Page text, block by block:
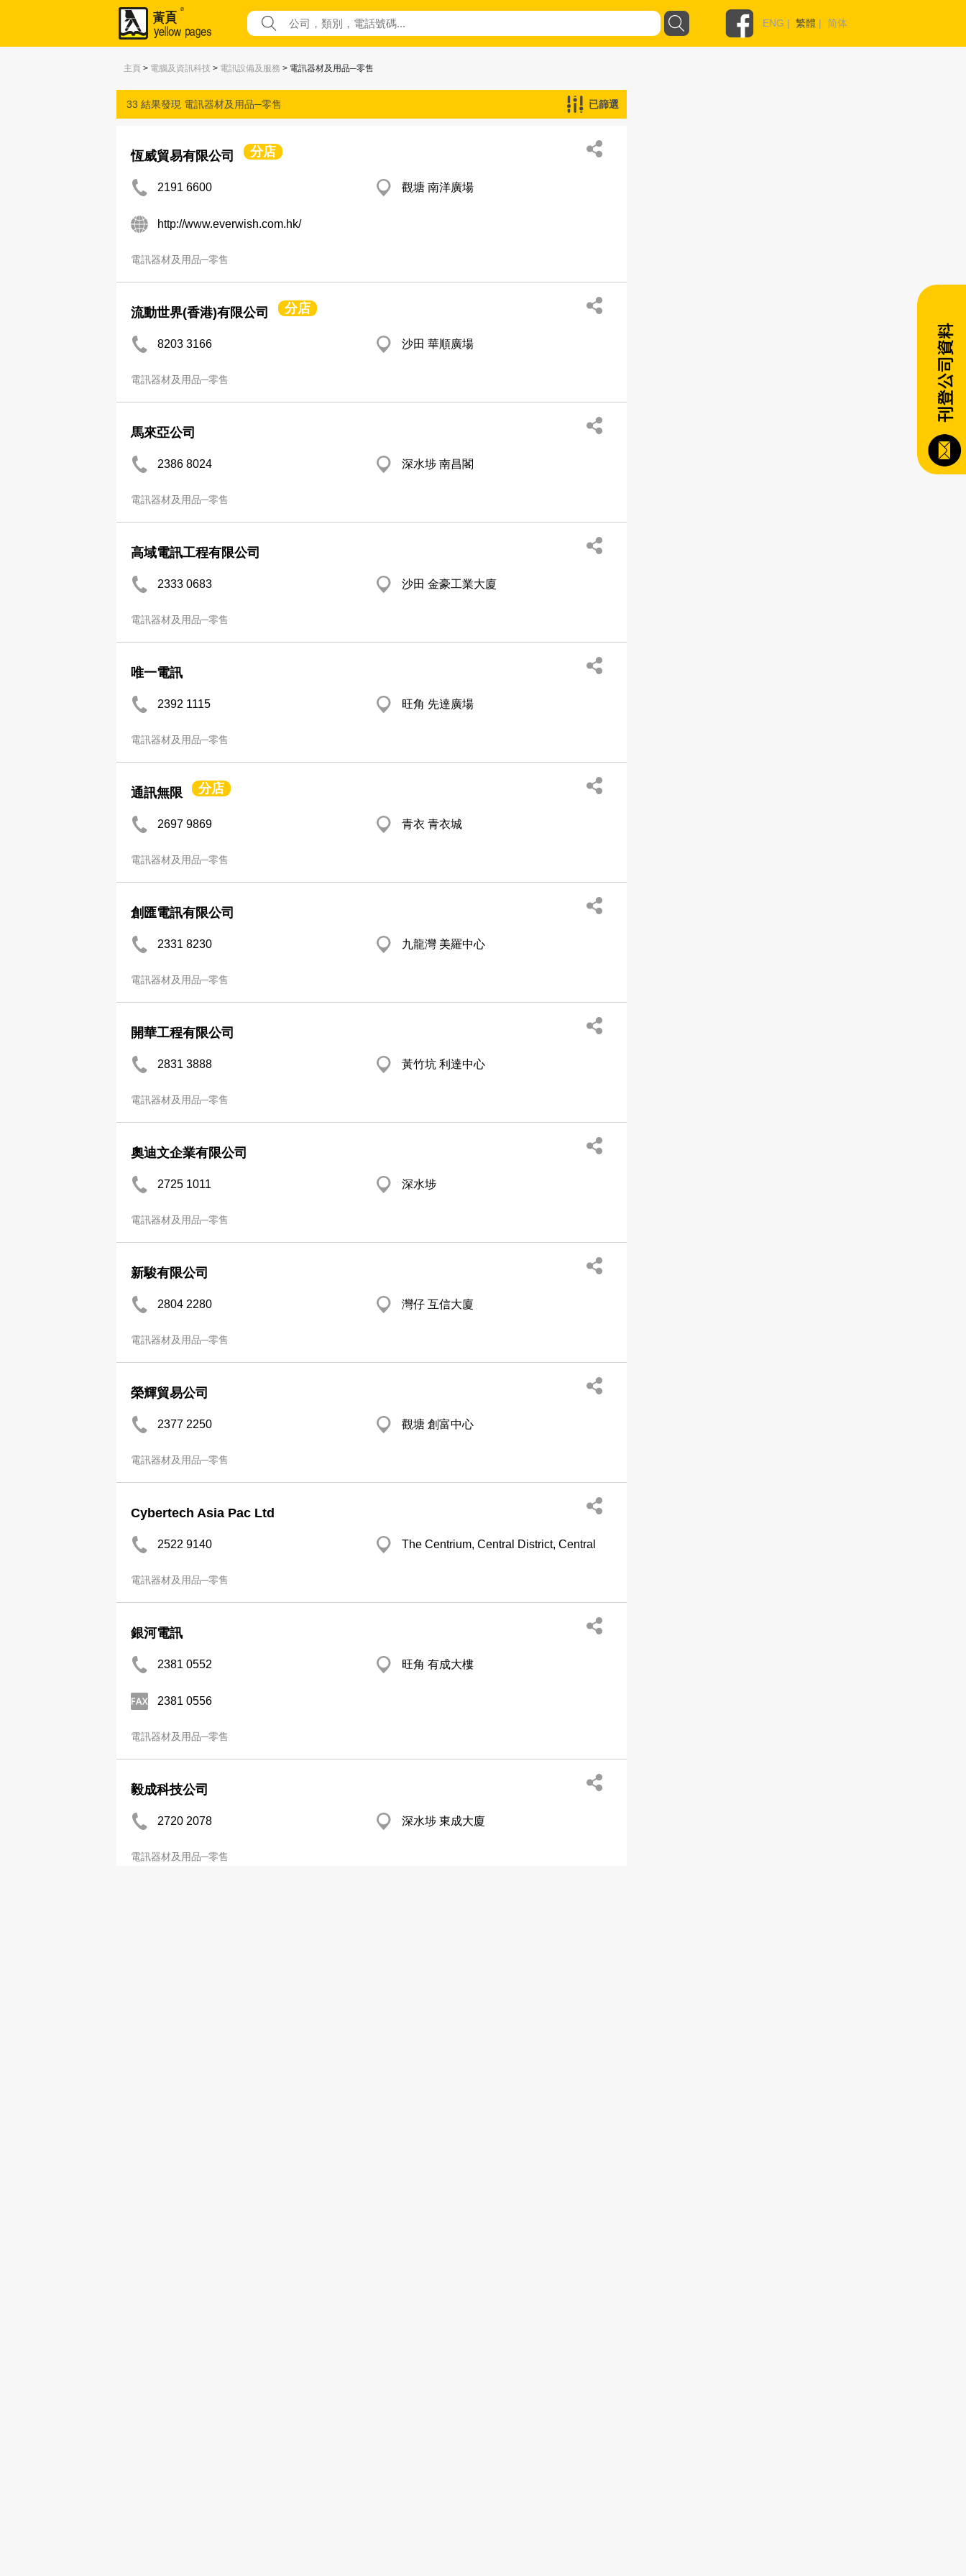
ENG | 繁體 | 简体
主頁 > 電腦及資訊科技 > 電訊設備及服務 > 電訊器材及用品─零售
33 結果發現 電訊器材及用品─零售 已篩選
恆威貿易有限公司 分店
2191 6600 觀塘 南洋廣場
http://www.everwish.com.hk/
電訊器材及用品─零售
流動世界(香港)有限公司 分店
8203 3166 沙田 華順廣場
電訊器材及用品─零售
馬來亞公司
2386 8024 深水埗 南昌閣
電訊器材及用品─零售
高域電訊工程有限公司
2333 0683 沙田 金豪工業大廈
電訊器材及用品─零售
唯一電訊
2392 1115 旺角 先達廣場
電訊器材及用品─零售
通訊無限 分店
2697 9869 青衣 青衣城
電訊器材及用品─零售
創匯電訊有限公司
2331 8230 九龍灣 美羅中心
電訊器材及用品─零售
開華工程有限公司
2831 3888 黃竹坑 利達中心
電訊器材及用品─零售
奧迪文企業有限公司
2725 1011 深水埗
電訊器材及用品─零售
新駿有限公司
2804 2280 灣仔 互信大廈
電訊器材及用品─零售
榮輝貿易公司
2377 2250 觀塘 創富中心
電訊器材及用品─零售
Cybertech Asia Pac Ltd
2522 9140 The Centrium, Central District, Central
電訊器材及用品─零售
銀河電訊
2381 0552 旺角 有成大樓
2381 0556
電訊器材及用品─零售
毅成科技公司
2720 2078 深水埗 東成大廈
電訊器材及用品─零售